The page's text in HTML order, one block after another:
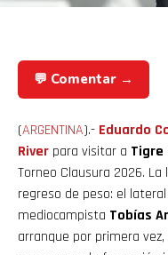
💬 Comentar →
(ARGENTINA).- Eduardo
River para visitar a Tigre
Torneo Clausura 2026.
regreso de peso: el lateral
mediocampista Tobías
arranque por primera